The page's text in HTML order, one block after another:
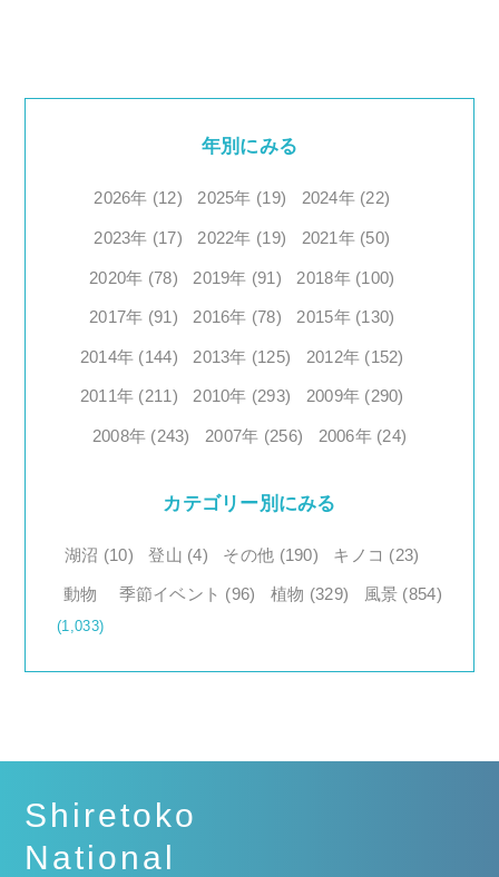
年別にみる
2026年 (12) 2025年 (19) 2024年 (22)
2023年 (17) 2022年 (19) 2021年 (50)
2020年 (78) 2019年 (91) 2018年 (100)
2017年 (91) 2016年 (78) 2015年 (130)
2014年 (144) 2013年 (125) 2012年 (152)
2011年 (211) 2010年 (293) 2009年 (290)
2008年 (243) 2007年 (256) 2006年 (24)
カテゴリー別にみる
湖沼 (10) 登山 (4) その他 (190) キノコ (23)
動物
(1,033)
季節イベント (96) 植物 (329) 風景 (854)
Shiretoko
National